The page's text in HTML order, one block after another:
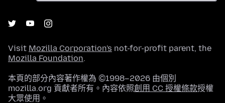
Visit Mozilla Corporation's not-for-profit parent, the
Mozilla Foundation.
本頁的部分內容著作權為 ©1998–2026 由個別
mozilla.org 貢獻者所有。內容依照創用 CC 授權條款授權
大眾使用。